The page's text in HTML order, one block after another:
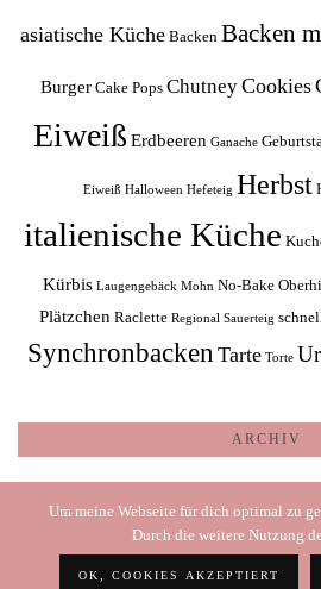
asiatische Küche Backen Backen
Burger Cake Pops ChutneyCookies
Eiweiß Erdbeeren Ganache
Eiweiß Halloween Hefeteig Herbst
italienische Küche
Kürbis Laugengebäck Mohn No-Bake
Plätzchen Raclette Regional Sauerteig
Synchronbacken Tarte Torte
ARCHIV
Archiv
Um meine Webseite für dich optimal zu
Durch die weitere Nutzung
OK, COOKIES AKZEPTIERT